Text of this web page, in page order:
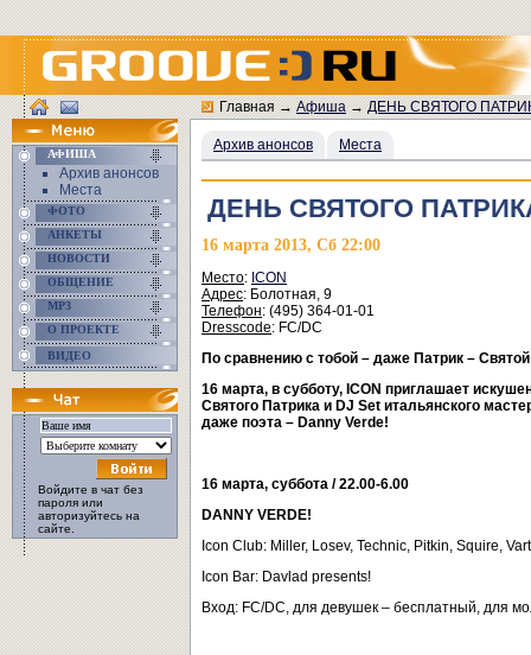
АФИША
Архив анонсов
Места
ФОТО
АНКЕТЫ
НОВОСТИ
ОБЩЕНИЕ
MP3
О ПРОЕКТЕ
ВИДЕО
Войдите в чат без
пароля или
авторизуйтесь на
сайте.
Главная→Афиша→ДЕНЬ СВЯТОГО
Архив анонсов Места
ДЕНЬ СВЯТОГО ПАТРИКА
16 марта 2013, Сб 22:00
Место: ICON
Адрес: Болотная, 9
Телефон: (495) 364-01-01
Dresscode: FC/DC
По сравнению с тобой – даже Патрик –
16 марта, в субботу, ICON приглашает
Святого Патрика и DJ Set итальянского
даже поэта – Danny Verde!
16 марта, суббота / 22.00-6.00
DANNY VERDE!
Icon Club: Miller, Losev, Technic, Pitkin, Squire,
Icon Bar: Davlad presents!
Вход: FC/DC, для девушек – бесплатный, для